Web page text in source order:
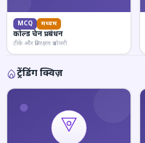
MCQ मध्यम
कोल्ड चेन प्रबंधन
टीके और प्रतिरक्षण प्रश्नोत्तरी
ट्रेंडिंग क्विज़